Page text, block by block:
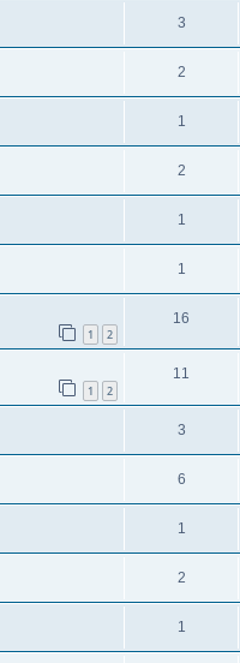
3
2
1
2
1
1
1 2
16
1 2
11
3
6
1
2
1